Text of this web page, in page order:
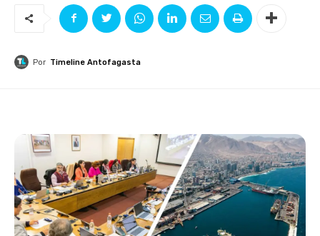
Por Timeline Antofagasta